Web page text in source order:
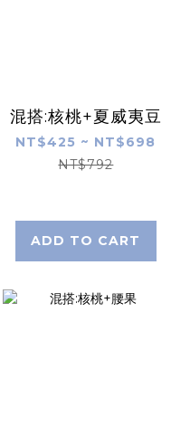
混搭:核桃+夏威夷豆
NT$425 ~ NT$698
NT$792
ADD TO CART